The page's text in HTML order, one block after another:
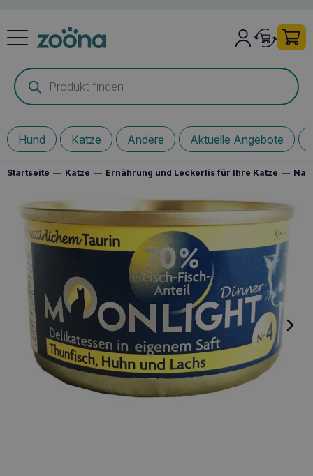
Products
search
Hund Katze Andere Aktuelle Angebote
Startseite — Katze — Ernährung und Leckerlis für Ihre Katze —